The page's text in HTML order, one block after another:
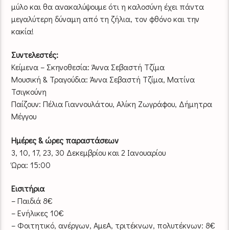
μύλο και θα ανακαλύψουμε ότι η καλοσύνη έχει πάντα
μεγαλύτερη δύναμη από τη ζήλια, τον φθόνο και την
κακία!
Συντελεστές:
Κείμενα – Σκηνοθεσία: Άννα Σεβαστή Τζίμα
Μουσική & Τραγούδια: Άννα Σεβαστή Τζίμα, Ματίνα
Τσιγκούνη
Παίζουν: Πέλια Γιαννουλάτου, Αλίκη Ζωγράφου, Δήμητρα
Μέγγου
Ημέρες & ώρες παραστάσεων
3, 10, 17, 23, 30 Δεκεμβρίου και 2 Ιανουαρίου
Ώρα: 15:00
Εισιτήρια
– Παιδιά 8€
– Ενήλικες 10€
– Φοιτητικό, ανέργων, ΑμεΑ, τριτέκνων, πολυτέκνων: 8€